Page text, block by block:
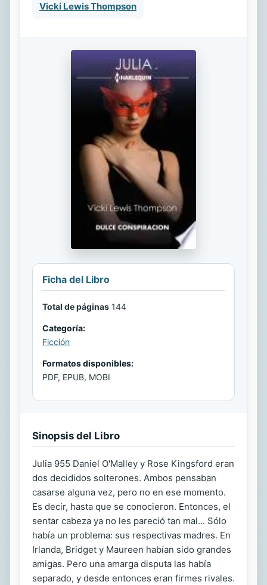
Vicki Lewis Thompson
Ficha del Libro
Total de páginas 144
Categoría:
Ficción
Formatos disponibles:
PDF, EPUB, MOBI
Sinopsis del Libro
Julia 955 Daniel O'Malley y Rose Kingsford eran
dos decididos solterones. Ambos pensaban
casarse alguna vez, pero no en ese momento.
Es decir, hasta que se conocieron. Entonces, el
sentar cabeza ya no les pareció tan mal... Sólo
había un problema: sus respectivas madres. En
Irlanda, Bridget y Maureen habían sido grandes
amigas. Pero una amarga disputa las había
separado, y desde entonces eran firmes rivales.